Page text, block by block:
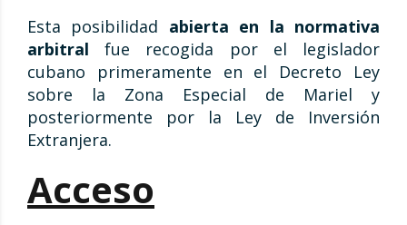
Esta posibilidad abierta en la normativa
arbitral fue recogida por el legislador
cubano primeramente en el Decreto Ley
sobre la Zona Especial de Mariel y
posteriormente por la Ley de Inversión
Extranjera.
Acceso